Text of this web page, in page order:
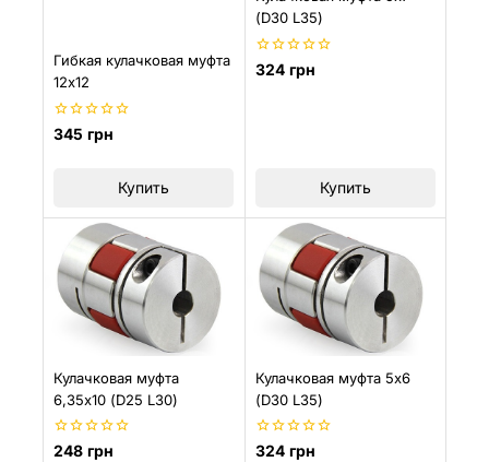
Гибкая кулачковая муфта
12х12
0
345 грн
Купить
(D30 L35)
0
из
324 грн
Купить
Кулачковая муфта
6,35х10 (D25 L30)
0
248 грн
Кулачковая муфта 5х6
(D30 L35)
0
324 грн